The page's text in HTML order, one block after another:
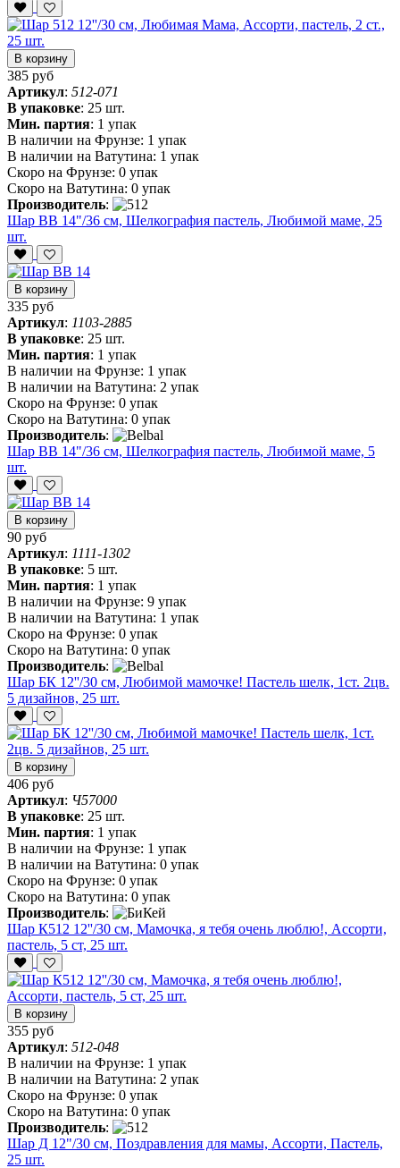
В корзину
385 руб
Артикул: 512-071
В упаковке: 25 шт.
Мин. партия: 1 упак
В наличии на Фрунзе: 1 упак
В наличии на Ватутина: 1 упак
Скоро на Фрунзе: 0 упак
Скоро на Ватутина: 0 упак
Производитель:
Шар ВВ 14"/36 см, Шелкография пастель, Любимой маме, 25
шт.
В корзину
335 руб
Артикул: 1103-2885
В упаковке: 25 шт.
Мин. партия: 1 упак
В наличии на Фрунзе: 1 упак
В наличии на Ватутина: 2 упак
Скоро на Фрунзе: 0 упак
Скоро на Ватутина: 0 упак
Производитель:
Шар ВВ 14"/36 см, Шелкография пастель, Любимой маме, 5
шт.
В корзину
90 руб
Артикул: 1111-1302
В упаковке: 5 шт.
Мин. партия: 1 упак
В наличии на Фрунзе: 9 упак
В наличии на Ватутина: 1 упак
Скоро на Фрунзе: 0 упак
Скоро на Ватутина: 0 упак
Производитель:
Шар БК 12''/30 см, Любимой мамочке! Пастель шелк, 1ст. 2цв.
5 дизайнов, 25 шт.
В корзину
406 руб
Артикул: Ч57000
В упаковке: 25 шт.
Мин. партия: 1 упак
В наличии на Фрунзе: 1 упак
В наличии на Ватутина: 0 упак
Скоро на Фрунзе: 0 упак
Скоро на Ватутина: 0 упак
Производитель:
Шар К512 12''/30 см, Мамочка, я тебя очень люблю!, Ассорти,
пастель, 5 ст, 25 шт.
В корзину
355 руб
Артикул: 512-048
В наличии на Фрунзе: 1 упак
В наличии на Ватутина: 2 упак
Скоро на Фрунзе: 0 упак
Скоро на Ватутина: 0 упак
Производитель:
Шар Д 12"/30 см, Поздравления для мамы, Ассорти, Пастель,
25 шт.